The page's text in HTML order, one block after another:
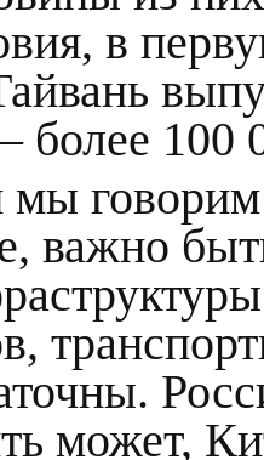
в
более 100
важно
может,